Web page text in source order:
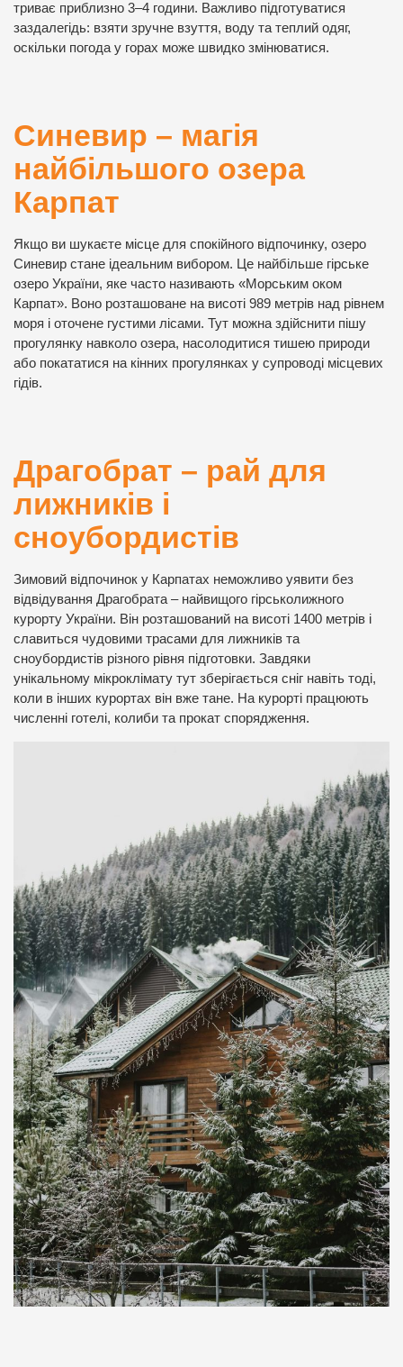
триває приблизно 3–4 години. Важливо підготуватися
заздалегідь: взяти зручне взуття, воду та теплий одяг,
оскільки погода у горах може швидко змінюватися.
Синевир – магія
найбільшого озера
Карпат
Якщо ви шукаєте місце для спокійного відпочинку, озеро
Синевир стане ідеальним вибором. Це найбільше гірське
озеро України, яке часто називають «Морським оком
Карпат». Воно розташоване на висоті 989 метрів над рівнем
моря і оточене густими лісами. Тут можна здійснити пішу
прогулянку навколо озера, насолодитися тишею природи
або покататися на кінних прогулянках у супроводі місцевих
гідів.
Драгобрат – рай для
лижників і
сноубордистів
Зимовий відпочинок у Карпатах неможливо уявити без
відвідування Драгобрата – найвищого гірськолижного
курорту України. Він розташований на висоті 1400 метрів і
славиться чудовими трасами для лижників та
сноубордистів різного рівня підготовки. Завдяки
унікальному мікроклімату тут зберігається сніг навіть тоді,
коли в інших курортах він вже тане. На курорті працюють
численні готелі, колиби та прокат спорядження.